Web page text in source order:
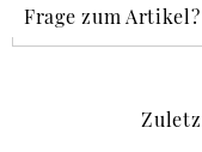
Frage zum Artikel?